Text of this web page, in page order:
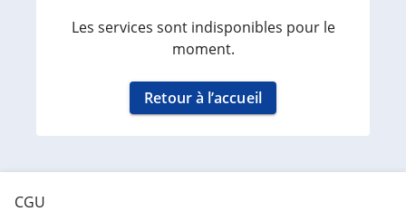
Les services sont indisponibles pour le
moment.
Retour à l’accueil
CGU